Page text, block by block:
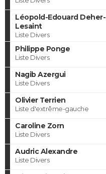
Léopold-Edouard Deher-
Lesaint
Liste Divers
Philippe Ponge
Liste Divers
Nagib Azergui
Liste Divers
Olivier Terrien
Liste d'extrême-gauche
Caroline Zorn
Liste Divers
Audric Alexandre
Liste Divers